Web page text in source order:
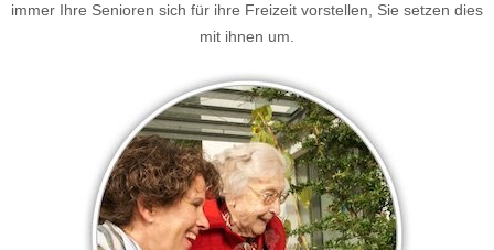
immer Ihre Senioren sich für ihre Freizeit vorstellen, Sie setzen dies
mit ihnen um.